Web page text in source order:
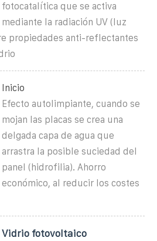
fotocatalítica que se activa
mediante la radiación UV (luz
propiedades anti-reflectantes
Inicio
Efecto autolimpiante, cuando se
mojan las placas se crea una
delgada capa de agua que
arrastra la posible suciedad del
panel (hidrofilia). Ahorro
económico, al reducir los costes
Vidrio fotovoltaico